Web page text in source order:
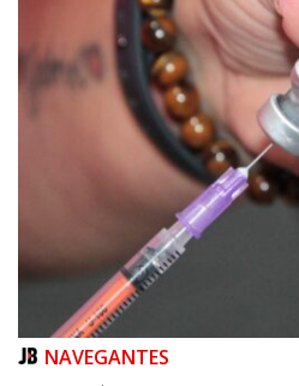
NAVEGANTES